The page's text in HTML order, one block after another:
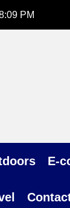
PM
E-